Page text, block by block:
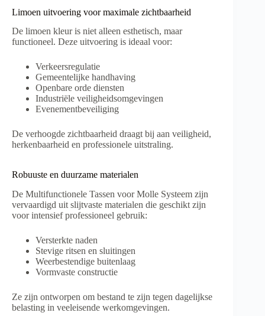
Limoen uitvoering voor maximale zichtbaarheid
De limoen kleur is niet alleen esthetisch, maar
functioneel. Deze uitvoering is ideaal voor:
Verkeersregulatie
Gemeentelijke handhaving
Openbare orde diensten
Industriële veiligheidsomgevingen
Evenementbeveiliging
De verhoogde zichtbaarheid draagt bij aan veiligheid,
herkenbaarheid en professionele uitstraling.
Robuuste en duurzame materialen
De Multifunctionele Tassen voor Molle Systeem zijn
vervaardigd uit slijtvaste materialen die geschikt zijn
voor intensief professioneel gebruik:
Versterkte naden
Stevige ritsen en sluitingen
Weerbestendige buitenlaag
Vormvaste constructie
Ze zijn ontworpen om bestand te zijn tegen dagelijkse
belasting in veeleisende werkomgevingen.